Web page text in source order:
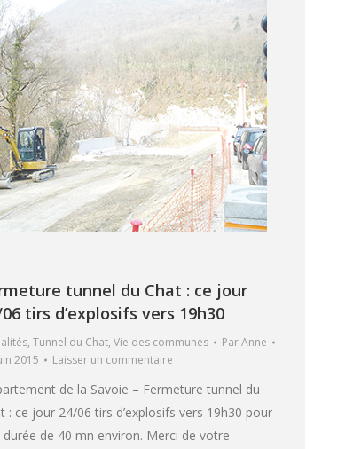
tunnel du Chat : ce jour
tirs d’explosifs vers 19h30
, Tunnel du Chat, Vie des communes ParAnne
2015
Laisser un commentaire
de la Savoie – Fermeture tunnel du
: ce jour 24/06 tirs d’explosifs vers 19h30 pour
durée de 40 mn environ. Merci de votre